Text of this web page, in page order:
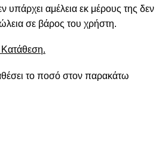
αμέλεια εκ μέρους της δεν
σε βάρος του χρήστη.
το ποσό στον παρακάτω